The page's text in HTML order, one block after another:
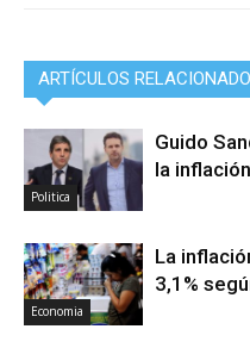
ARTÍCULOS
Politica
Guido
la
Economia
La
3,1%